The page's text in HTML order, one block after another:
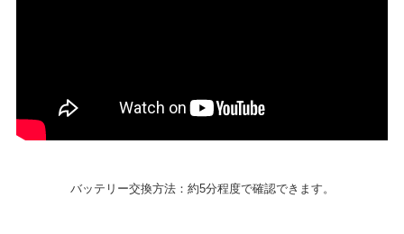
バッテリー交換方法：約5分程度で確認できます。